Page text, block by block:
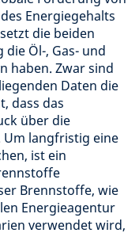
Energiegehalts
die beiden
Öl-, Gas- und
haben. Zwar sind
Daten die
dass das
über die
langfristig eine
ist ein
Brennstoffe, wie
Energieagentur
verwendet wird,